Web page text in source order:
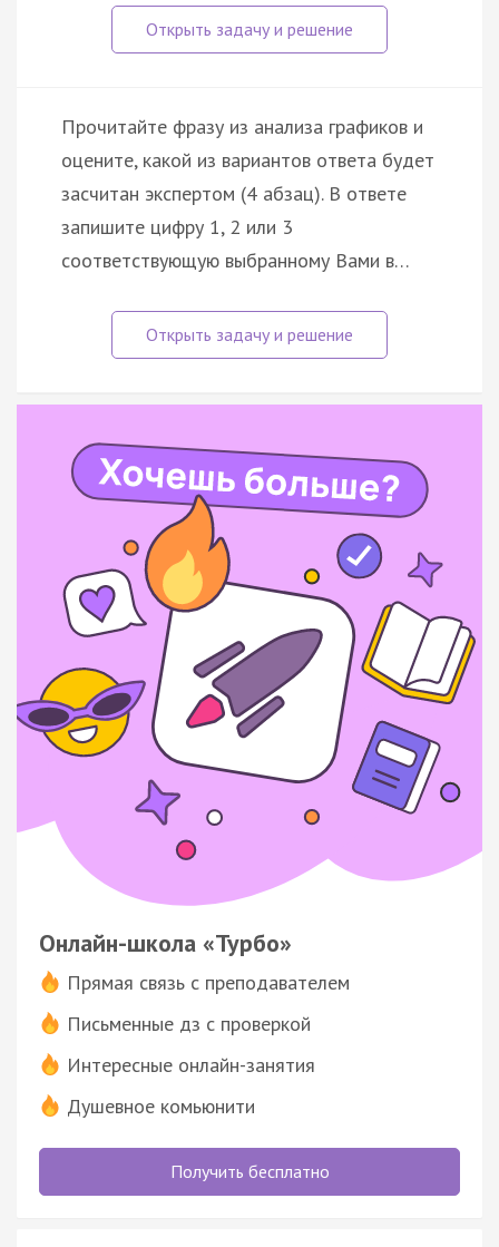
Прочитайте фразу из анализа графиков и
оцените, какой из вариантов ответа будет
засчитан экспертом (4 абзац). В ответе
запишите цифру 1, 2 или 3
соответствующую выбранному Вами в…
Онлайн-школа «Турбо»
Прямая связь с преподавателем
Письменные дз с проверкой
Интересные онлайн-занятия
Душевное комьюнити
Получить бесплатно